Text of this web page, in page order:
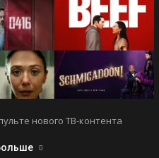
нового ТВ-контента